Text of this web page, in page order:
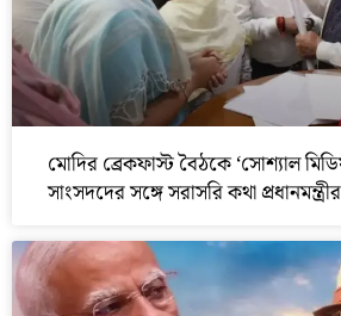
মোদির ব্রেকফাস্ট বৈঠকে ‘সোশ্যাল
সাংসদদের সঙ্গে সরাসরি কথা প্রধানমন্ত্রীর